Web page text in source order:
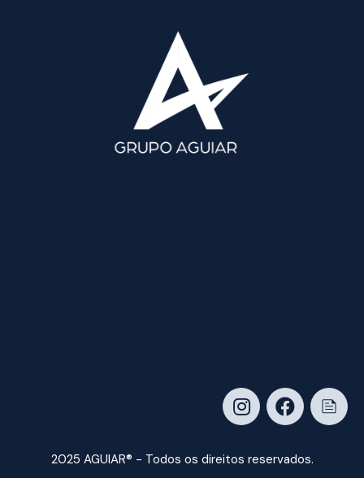
2025 AGUIAR® - Todos os direitos reservados.